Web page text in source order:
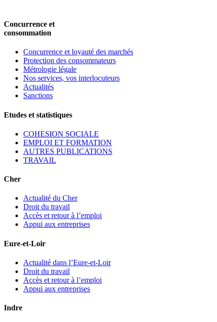
Concurrence et
consommation
Concurrence et loyauté des marchés
Protection des consommateurs
Métrologie légale
Nos services, vos interlocuteurs
Actualités
Sanctions
Etudes et statistiques
COHESION SOCIALE
EMPLOI ET FORMATION
AUTRES PUBLICATIONS
TRAVAIL
Cher
Actualité du Cher
Droit du travail
Accès et retour à l’emploi
Appui aux entreprises
Eure-et-Loir
Actualité dans l’Eure-et-Loir
Droit du travail
Accès et retour à l’emploi
Appui aux entreprises
Indre